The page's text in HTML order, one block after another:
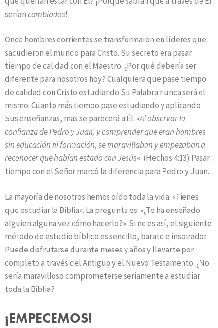
seríancambiados!
Once hombres corrientes se transformaron en líderes que
sacudieron el mundo para Cristo. Su secreto era pasar
tiempo de calidad con el Maestro. ¿Por qué debería ser
diferente para nosotros hoy? Cualquiera que pase tiempo
de calidad con Cristo estudiando Su Palabra nunca será el
mismo. Cuanto más tiempo pase estudiando y aplicando
Sus enseñanzas, más se parecerá a Él. «Al observar la
confianza de Pedro y Juan, y comprender que eran hombres
sin educación ni formación, se maravillaban y empezaban a
reconocer que habían estado con Jesús«. (Hechos 4:13) Pasar
tiempo con el Señor marcó la diferencia para Pedro y Juan.
La mayoría de nosotros hemos oído toda la vida: «Tienes
que estudiar la Biblia». La pregunta es: «¿Te ha enseñado
alguien alguna vez cómo hacerlo?». Si no es así, el siguiente
método de estudio bíblico es sencillo, barato e inspirador.
Puede disfrutarse durante meses y años y llevarte por
completo a través del Antiguo y el Nuevo Testamento. ¿No
sería maravilloso comprometerse seriamente a estudiar
toda la Biblia?
¡EMPECEMOS!